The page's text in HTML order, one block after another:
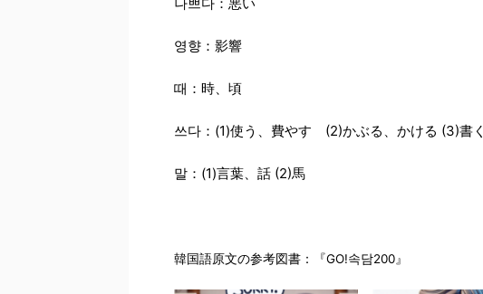
영향：影響
때：時、頃
쓰다：(1)使う、費やす (2)かぶる、かける (3)書く
말：(1)言葉、話 (2)馬
韓国語原文の参考図書：『GO!속담200』